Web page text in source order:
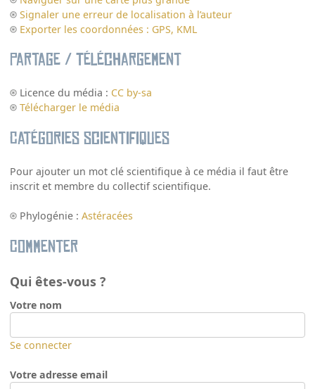
Signaler une erreur de localisation à l’auteur
Exporter les coordonnées : GPS, KML
Partage / Téléchargement
Licence du média : CC by-sa
Télécharger le média
Catégories scientifiques
Pour ajouter un mot clé scientifique à ce média il faut être
inscrit et membre du collectif scientifique.
Phylogénie :Astéracées
Commenter
Qui êtes-vous ?
Votre nom
Se connecter
Votre adresse email